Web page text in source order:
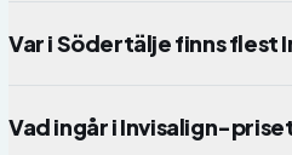
Var i Södertälje finns flest
Vad ingår i Invisalign-